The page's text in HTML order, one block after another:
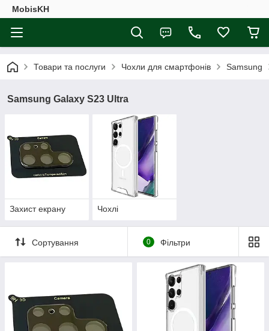
MobisKH
Товари та послуги Чохли для смартфонів Samsung
Samsung Galaxy S23 Ultra
Захист екрану Чохлі
Сортування 0 Фільтри